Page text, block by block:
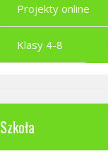
Projekty online
Klasy 4-8
Szkoła